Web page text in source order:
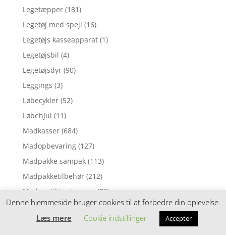
Legetæpper (181)
Legetøj med spejl (16)
Legetøjs kasseapparat (1)
Legetøjsbil (4)
Legetøjsdyr (90)
Leggings (3)
Løbecykler (52)
Løbehjul (11)
Madkasser (684)
Madopbevaring (127)
Madpakke sampak (113)
Madpakketilbehør (212)
Madras til juniorseng
(70)
Madras til tremmeseng (1)
Madras til vugge
(2)
Denne hjemmeside bruger cookies til at forbedre din oplevelse.
Læs mere
Cookie indstillinger Accepter